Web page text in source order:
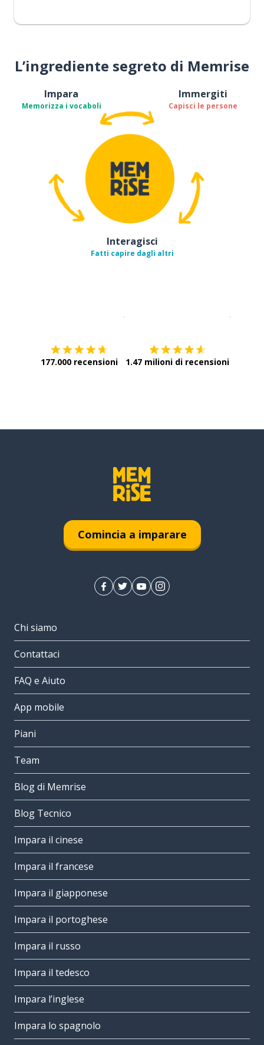
L’ingrediente segreto di Memrise
Impara
Memorizza i vocaboli
Immergiti
Capisci le persone
Interagisci
Fatti capire dagli altri
177.000 recensioni 1.47 milioni di recensioni
Comincia a imparare
Chi siamo
Contattaci
FAQ e Aiuto
App mobile
Piani
Team
Blog di Memrise
Blog Tecnico
Impara il cinese
Impara il francese
Impara il giapponese
Impara il portoghese
Impara il russo
Impara il tedesco
Impara l’inglese
Impara lo spagnolo